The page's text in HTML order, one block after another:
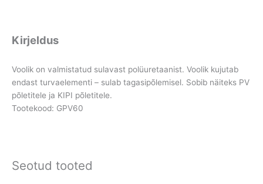
Kirjeldus
Voolik on valmistatud sulavast polüuretaanist. Voolik kujutab
endast turvaelementi – sulab tagasipõlemisel. Sobib näiteks PV
põletitele ja KIPI põletitele.
Tootekood: GPV60
Seotud tooted